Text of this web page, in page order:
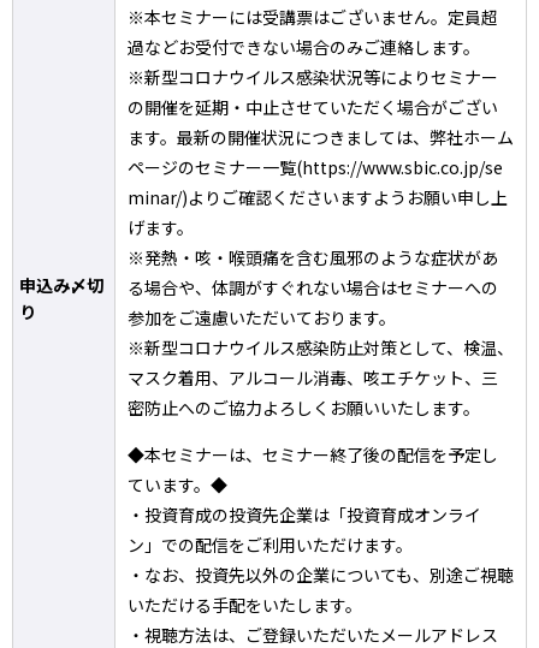
申込み〆切
り
※本セミナーには受講票はございません。定員超
過などお受付できない場合のみご連絡します。
※新型コロナウイルス感染状況等によりセミナー
の開催を延期・中止させていただく場合がござい
ます。最新の開催状況につきましては、弊社ホーム
ページのセミナー一覧(https://www.sbic.co.jp/se
minar/)よりご確認くださいますようお願い申し上
げます。
※発熱・咳・喉頭痛を含む風邪のような症状があ
る場合や、体調がすぐれない場合はセミナーへの
参加をご遠慮いただいております。
※新型コロナウイルス感染防止対策として、検温、
マスク着用、アルコール消毒、咳エチケット、三
密防止へのご協力よろしくお願いいたします。
◆本セミナーは、セミナー終了後の配信を予定し
ています。◆
・投資育成の投資先企業は「投資育成オンライ
ン」での配信をご利用いただけます。
・なお、投資先以外の企業についても、別途ご視聴
いただける手配をいたします。
・視聴方法は、ご登録いただいたメールアドレス